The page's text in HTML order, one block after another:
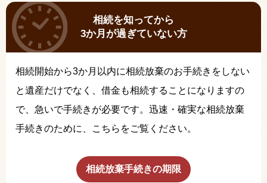
相続を知ってから
3か月が過ぎていない方
相続開始から3か月以内に相続放棄のお手続きをしない
と遺産だけでなく、借金も相続することになりますの
で、急いで手続きが必要です。迅速・確実な相続放棄
手続きのために、こちらをご覧ください。
相続放棄手続きの期限